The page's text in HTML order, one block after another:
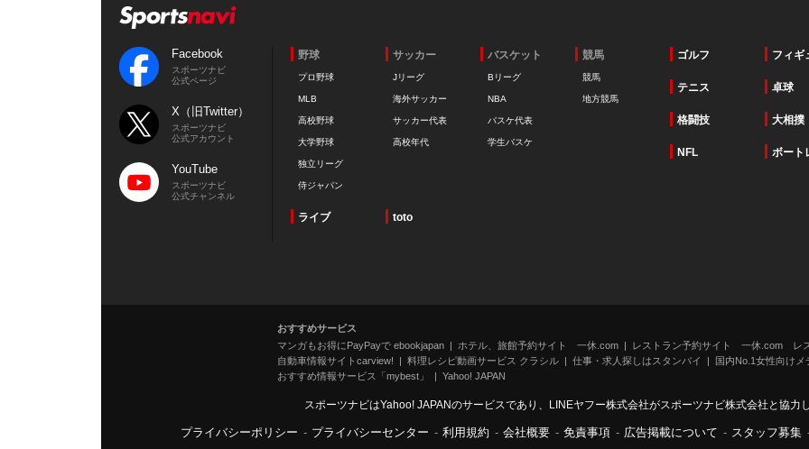
Facebook
スポーツナビ
公式ページ
X（旧Twitter）
スポーツナビ
公式アカウント
YouTube
スポーツナビ
公式チャンネル
野球
プロ野球
MLB
高校野球
大学野球
独立リーグ
侍ジャパン
サッカー
Jリーグ
海外サッカー
サッカー代表
高校年代
バスケット
Bリーグ
NBA
バスケ代表
学生バスケ
競馬
競馬
地方競馬
ゴルフ フィギ
テニス 卓球
格闘技 大相撲
NFL ボート
ライブ toto
おすすめサービス
マンガもお得にPayPayで ebookjapan
ホテル、旅館予約サイト 一休.com
レストラン予約サイト 一休.com レ
自動車情報サイトcarview!
料理レシピ動画サービス クラシル 仕事・求人探しはスタンバイ
国内No.1女性向けメ
おすすめ情報サービス「mybest」
Yahoo! JAPAN
スポーツナビはYahoo! JAPANのサービスであり、LINEヤフー株式会社がスポーツナビ株式会社と協力
プライバシーポリシー - プライバシーセンター - 利用規約 - 会社概要 - 免責事項 - 広告掲載について - スタッフ募集